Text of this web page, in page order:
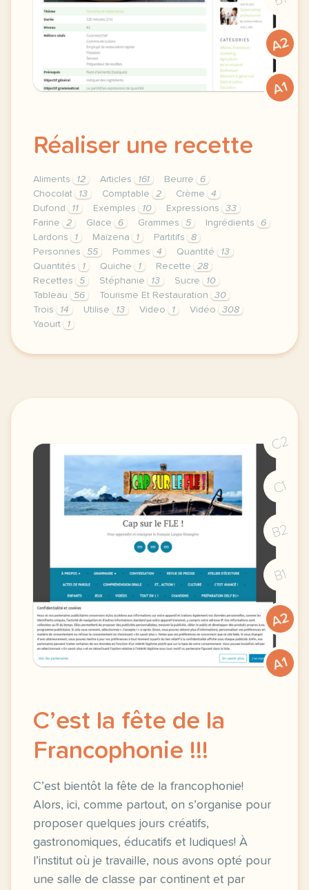
A2
A1
Réaliser une recette
Aliments 12 Articles 161 Beurre
6
Chocolat
13 Comptable 2 Crème
4
Dufond
11 Exemples 10 Expressions
33
Farine
2 Glace 6 Grammes 5 Ingrédients
6
Lardons
1 Maïzena 1 Partitifs
8
Personnes
55 Pommes 4 Quantité
13
Quantités
1 Quiche 1 Recette
28
Recettes
5 Stéphanie 13 Sucre
10
Tableau
56 Tourisme Et Restauration
30
Trois
14 Utilise 13 Video 1 Vidéo
308
Yaourt
1
theme tourisme et restauration duree 120
C2
C1
B2
B1
A2
A1
C’est la fête de la
Francophonie !!!
C’est bientôt la fête de la francophonie!
Alors, ici, comme partout, on s’organise pour
proposer quelques jours créatifs,
gastronomiques, éducatifs et ludiques! À
l’institut où je travaille, nous avons opté pour
une salle de classe par continent et par